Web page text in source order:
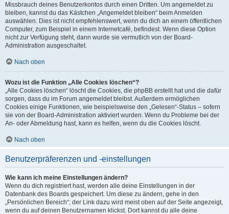
Missbrauch deines Benutzerkontos durch einen Dritten. Um angemeldet zu
bleiben, kannst du das Kästchen „Angemeldet bleiben“ beim Anmelden
auswählen. Dies ist nicht empfehlenswert, wenn du dich an einem öffentlichen
Computer, zum Beispiel in einem Internetcafé, befindest. Wenn diese Option
nicht zur Verfügung steht, dann wurde sie vermutlich von der Board-
Administration ausgeschaltet.
Nach oben
Wozu ist die Funktion „Alle Cookies löschen“?
„Alle Cookies löschen“ löscht die Cookies, die phpBB erstellt hat und die dafür
sorgen, dass du im Forum angemeldet bleibst. Außerdem ermöglichen
Cookies einige Funktionen, wie beispielsweise den „Gelesen“-Status – sofern
sie von der Board-Administration aktiviert wurden. Wenn du Probleme bei der
An- oder Abmeldung hast, kann es helfen, wenn du die Cookies löscht.
Nach oben
Benutzerpräferenzen und -einstellungen
Wie kann ich meine Einstellungen ändern?
Wenn du dich registriert hast, werden alle deine Einstellungen in der
Datenbank des Boards gespeichert. Um diese zu ändern, gehe in den
„Persönlichen Bereich“; der Link dazu wird meist oben auf der Seite angezeigt,
wenn du auf deinen Benutzernamen klickst. Dort kannst du alle deine